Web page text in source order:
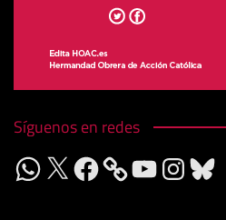
Síguenos en redes
WhatsApp
X Facebook YouTubeInstagram
Bluesky